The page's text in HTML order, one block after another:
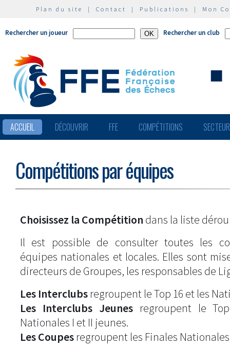
Plan du site | Contact | Publications | Mon
Rechercher un joueur Rechercher un club
ACCUEIL DÉCOUVRIR FFE COMPÉTITIONS
Compétitions par équipes
Choisissez la Compétition dans la liste
Il est possible de consulter toutes les
équipes nationales et locales. Elles sont
directeurs de Groupes, les responsables de
Les Interclubs regroupent le Top 16 et les
Les Interclubs Jeunesregroupent le
Nationales I et II jeunes.
Les Coupes regroupent les Finales